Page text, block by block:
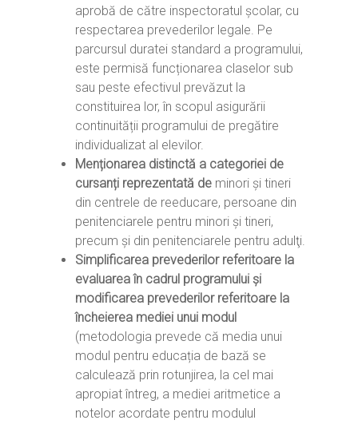
aprobă de către inspectoratul școlar, cu
respectarea prevederilor legale. Pe
parcursul duratei standard a programului,
este permisă funcționarea claselor sub
sau peste efectivul prevăzut la
constituirea lor, în scopul asigurării
continuității programului de pregătire
individualizat al elevilor.
Menționarea distinctă a categoriei de
cursanți reprezentată de minori şi tineri
din centrele de reeducare, persoane din
penitenciarele pentru minori şi tineri,
precum şi din penitenciarele pentru adulţi.
Simplificarea prevederilor referitoare la
evaluarea în cadrul programului și
modificarea prevederilor referitoare la
încheierea mediei unui modul
(metodologia prevede că media unui
modul pentru educația de bază se
calculează prin rotunjirea, la cel mai
apropiat întreg, a mediei aritmetice a
notelor acordate pentru modulul